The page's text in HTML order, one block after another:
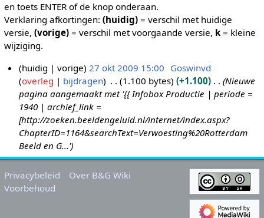
en toets ENTER of de knop onderaan.
Verklaring afkortingen: (huidig)= verschil met huidige
versie, (vorige)= verschil met voorgaande versie, k= kleine
wijziging.
0
0
9
huidig vorige 27 okt 2009 15:00 Goswinvd
overleg
bijdragen 1.100 bytes +1.100
Nieuwe
pagina aangemaakt met '{{ Infobox Productie | periode =
1940 | archief_link =
[http://zoeken.beeldengeluid.nl/internet/index.aspx?
ChapterID=1164&searchText=Verwoesting%20Rotterdam
Beeld en G...'
Privacybeleid
Over B&G Wiki
Voorbehoud